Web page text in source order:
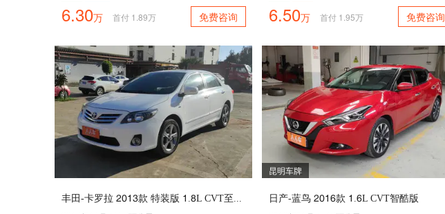
6.30万 首付 1.89万 免费咨询 6.50万 首付 1.95万 免费咨询
昆明车牌
日产-蓝鸟 5042款 4.2L CVT智酷版